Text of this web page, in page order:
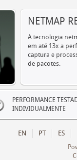
NETMAP
A tecnologia
em até 13x a
captura e
de pacotes.
PERFORMANCE
INDIVIDUALMENTE
EN PT ES